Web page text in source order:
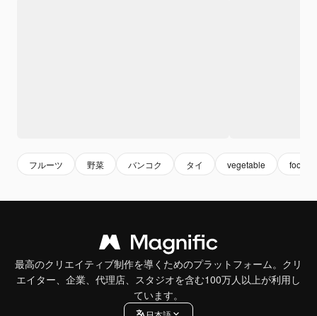
フルーツ 野菜 バンコク タイ vegetable food
最高のクリエイティブ制作を導くためのプラットフォーム。クリ
エイター、企業、代理店、スタジオを含む100万人以上が利用し
ています。